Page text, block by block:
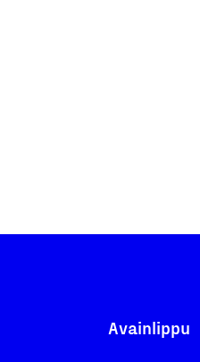
Avainlippu